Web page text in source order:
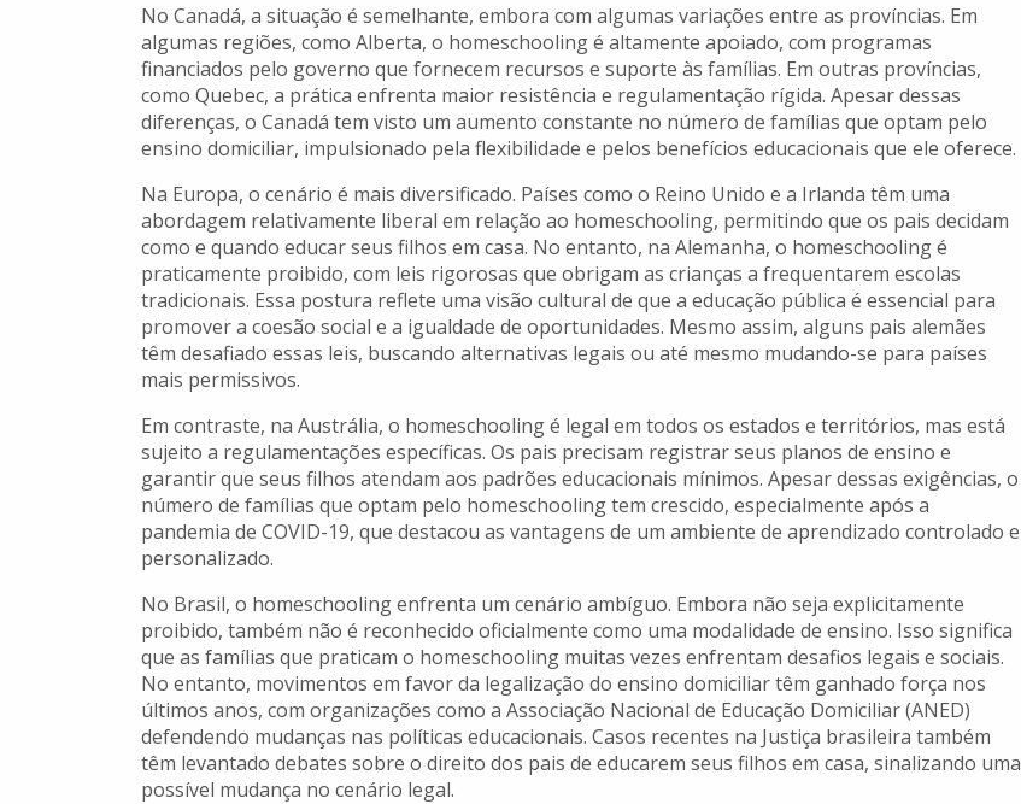
No Canadá, a situação é semelhante, embora com algumas variações entre as províncias. Em
algumas regiões, como Alberta, o homeschooling é altamente apoiado, com programas
financiados pelo governo que fornecem recursos e suporte às famílias. Em outras províncias,
como Quebec, a prática enfrenta maior resistência e regulamentação rígida. Apesar dessas
diferenças, o Canadá tem visto um aumento constante no número de famílias que optam pelo
ensino domiciliar, impulsionado pela flexibilidade e pelos benefícios educacionais que ele oferece.
Na Europa, o cenário é mais diversificado. Países como o Reino Unido e a Irlanda têm uma
abordagem relativamente liberal em relação ao homeschooling, permitindo que os pais decidam
como e quando educar seus filhos em casa. No entanto, na Alemanha, o homeschooling é
praticamente proibido, com leis rigorosas que obrigam as crianças a frequentarem escolas
tradicionais. Essa postura reflete uma visão cultural de que a educação pública é essencial para
promover a coesão social e a igualdade de oportunidades. Mesmo assim, alguns pais alemães
têm desafiado essas leis, buscando alternativas legais ou até mesmo mudando-se para países
mais permissivos.
Em contraste, na Austrália, o homeschooling é legal em todos os estados e territórios, mas está
sujeito a regulamentações específicas. Os pais precisam registrar seus planos de ensino e
garantir que seus filhos atendam aos padrões educacionais mínimos. Apesar dessas exigências, o
número de famílias que optam pelo homeschooling tem crescido, especialmente após a
pandemia de COVID-19, que destacou as vantagens de um ambiente de aprendizado controlado e
personalizado.
No Brasil, o homeschooling enfrenta um cenário ambíguo. Embora não seja explicitamente
proibido, também não é reconhecido oficialmente como uma modalidade de ensino. Isso significa
que as famílias que praticam o homeschooling muitas vezes enfrentam desafios legais e sociais.
No entanto, movimentos em favor da legalização do ensino domiciliar têm ganhado força nos
últimos anos, com organizações como a Associação Nacional de Educação Domiciliar (ANED)
defendendo mudanças nas políticas educacionais. Casos recentes na Justiça brasileira também
têm levantado debates sobre o direito dos pais de educarem seus filhos em casa, sinalizando uma
possível mudança no cenário legal.